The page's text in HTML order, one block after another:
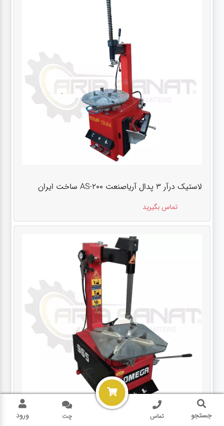
لاستیک درآر ۳ پدال آریاصنعت AS-200 ساخت ایران
تماس بگیرید
جستجو تماس چت ورود